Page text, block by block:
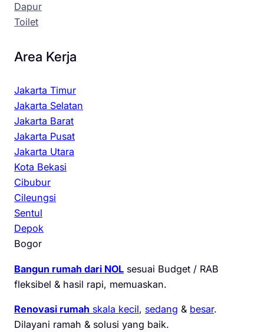
Dapur
Toilet
Area Kerja
Jakarta Timur
Jakarta Selatan
Jakarta Barat
Jakarta Pusat
Jakarta Utara
Kota Bekasi
Cibubur
Cileungsi
Sentul
Depok
Bogor
Bangun rumah dari NOL sesuai Budget / RAB
fleksibel & hasil rapi, memuaskan.
Renovasi rumah skala kecil, sedang & besar.
Dilayani ramah & solusi yang baik.